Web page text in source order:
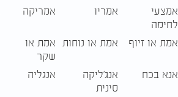
אמצעי
לחימה
אמריו אמריקה
אמת או זיוף אמת או נוחות אמת או
שקר
אנא בכח
אנג'ליקה
סינית
אנגליה